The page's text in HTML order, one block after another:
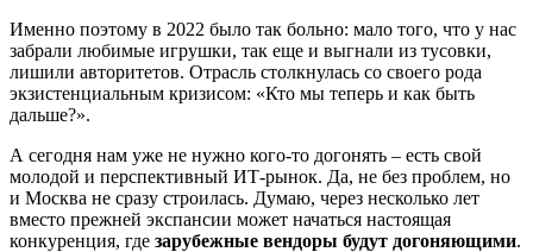
Именно поэтому в 2022 было так больно: мало того, что у нас
забрали любимые игрушки, так еще и выгнали из тусовки,
лишили авторитетов. Отрасль столкнулась со своего рода
экзистенциальным кризисом: «Кто мы теперь и как быть
дальше?».
А сегодня нам уже не нужно кого-то догонять – есть свой
молодой и перспективный ИТ-рынок. Да, не без проблем, но
и Москва не сразу строилась. Думаю, через несколько лет
вместо прежней экспансии может начаться настоящая
конкуренция, где зарубежные вендоры будут догоняющими.